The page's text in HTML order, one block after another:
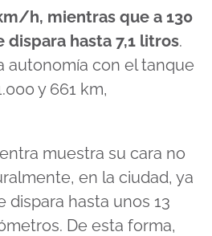
h, mientras que a 130
hasta 7,1 litros.
autonomía con el tanque
y 661 km,
muestra su cara no
en la ciudad, ya
dispara hasta unos 13
De esta forma,